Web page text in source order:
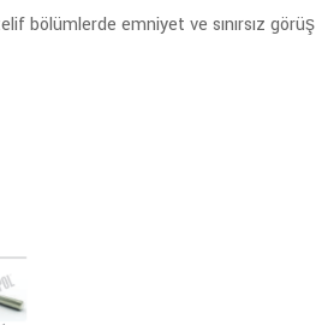
bölümlerde emniyet ve sınırsız görüş